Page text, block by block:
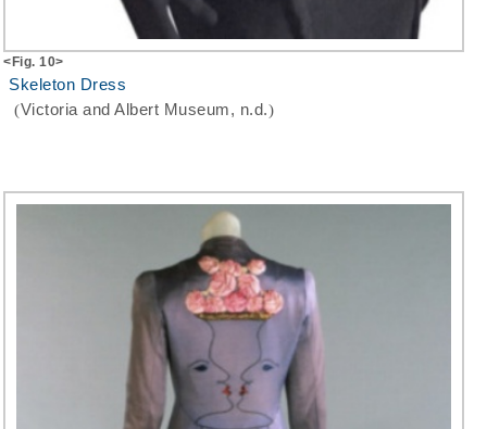
<Fig. 10>
Skeleton Dress
(Victoria and Albert Museum, n.d.)